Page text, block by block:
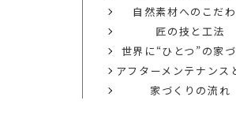
自然素材へのこだ
匠の技と工法
世界に“ひとつ”の家
アフターメンテナンス
家づくりの流れ